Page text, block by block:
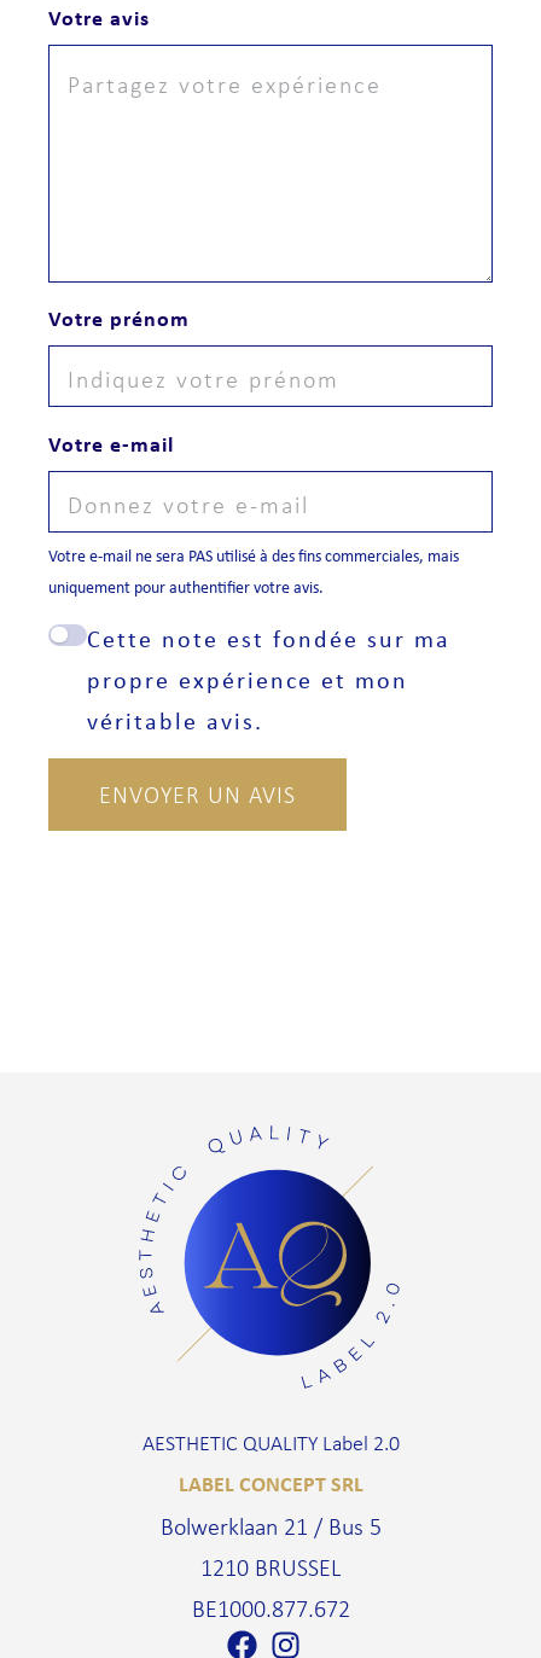
Votre avis
Votre prénom
Votre e-mail
Votre e-mail ne sera PAS utilisé à des fins commerciales, mais
uniquement pour authentifier votre avis.
Cette note est fondée sur ma
propre expérience et mon
véritable avis.
ENVOYER UN AVIS
AESTHETIC QUALITY Label 2.0
LABEL CONCEPT SRL
Bolwerklaan 21 / Bus 5
1210 BRUSSEL
BE1000.877.672